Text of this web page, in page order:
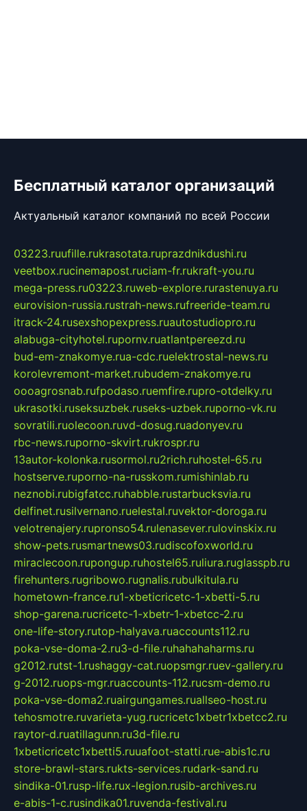
Бесплатный каталог организаций
Актуальный каталог компаний по всей России
03223.ruufille.rukrasotata.ruprazdnikdushi.ru
veetbox.rucinemapost.ruciam-fr.rukraft-you.ru
mega-press.ru03223.ruweb-explore.rurastenuya.ru
eurovision-russia.rustrah-news.rufreeride-team.ru
itrack-24.rusexshopexpress.ruautostudiopro.ru
alabuga-cityhotel.rupornv.ruatlantpereezd.ru
bud-em-znakomye.rua-cdc.ruelektrostal-news.ru
korolevremont-market.rubudem-znakomye.ru
oooagrosnab.rufpodaso.ruemfire.rupro-otdelky.ru
ukrasotki.ruseksuzbek.ruseks-uzbek.ruporno-vk.ru
sovratili.ruolecoon.ruvd-dosug.ruadonyev.ru
rbc-news.ruporno-skvirt.rukrospr.ru
13autor-kolonka.rusormol.ru2rich.ruhostel-65.ru
hostserve.ruporno-na-russkom.rumishinlab.ru
neznobi.rubigfatcc.ruhabble.rustarbucksvia.ru
delfinet.rusilvernano.ruelestal.ruvektor-doroga.ru
velotrenajery.rupronso54.rulenasever.rulovinskix.ru
show-pets.rusmartnews03.rudiscofoxworld.ru
miraclecoon.rupongup.ruhostel65.ruliura.ruglasspb.ru
firehunters.rugribowo.rugnalis.rubulkitula.ru
hometown-france.ru1-xbeticricetc-1-xbetti-5.ru
shop-garena.rucricetc-1-xbetr-1-xbetcc-2.ru
one-life-story.rutop-halyava.ruaccounts112.ru
poka-vse-doma-2.ru3-d-file.ruhahahaharms.ru
g2012.rutst-1.rushaggy-cat.ruopsmgr.ruev-gallery.ru
g-2012.ruops-mgr.ruaccounts-112.rucsm-demo.ru
poka-vse-doma2.ruairgungames.ruallseo-host.ru
tehosmotre.ruvarieta-yug.rucricetc1xbetr1xbetcc2.ru
raytor-d.ruatillagunn.ru3d-file.ru
1xbeticricetc1xbetti5.ruuafoot-statti.rue-abis1c.ru
store-brawl-stars.rukts-services.rudark-sand.ru
sindika-01.rusp-life.rux-legion.rusib-archives.ru
e-abis-1-c.rusindika01.ruvenda-festival.ru